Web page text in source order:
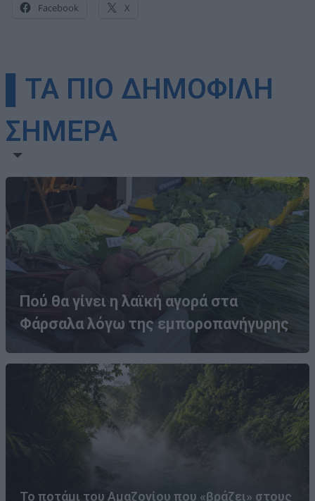
Facebook X
▌ΤΑ ΠΙΟ ΔΗΜΟΦΙΛΗ
ΣΗΜΕΡΑ
Πού θα γίνει η λαϊκή αγορά στα
Φάρσαλα λόγω της εμποροπανήγυρης
Το ποτάμι του Αμαζονίου που «βράζει» στους